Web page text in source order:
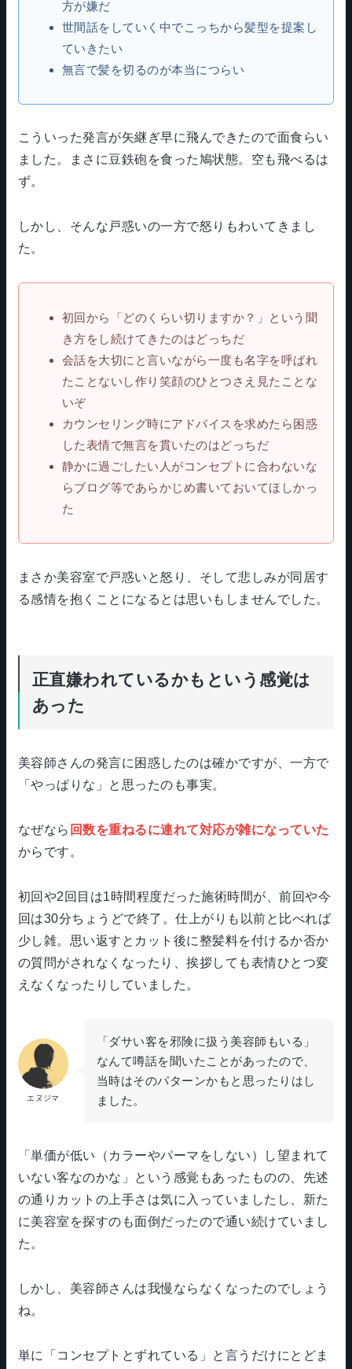
方が嫌だ
世間話をしていく中でこっちから髪型を提案し
ていきたい
無言で髪を切るのが本当につらい
こういった発言が矢継ぎ早に飛んできたので面食らい
ました。まさに豆鉄砲を食った鳩状態。空も飛べるは
ず。
しかし、そんな戸惑いの一方で怒りもわいてきまし
た。
初回から「どのくらい切りますか？」という聞
き方をし続けてきたのはどっちだ
会話を大切にと言いながら一度も名字を呼ばれ
たことないし作り笑顔のひとつさえ見たことな
いぞ
カウンセリング時にアドバイスを求めたら困惑
した表情で無言を貫いたのはどっちだ
静かに過ごしたい人がコンセプトに合わないな
らブログ等であらかじめ書いておいてほしかっ
た
まさか美容室で戸惑いと怒り、そして悲しみが同居す
る感情を抱くことになるとは思いもしませんでした。
正直嫌われているかもという感覚は
あった
美容師さんの発言に困惑したのは確かですが、一方で
「やっぱりな」と思ったのも事実。
なぜなら 回数を重ねるに連れて対応が雑になっていた
からです。
初回や2回目は1時間程度だった施術時間が、前回や今
回は30分ちょうどで終了。仕上がりも以前と比べれば
少し雑。思い返すとカット後に整髪料を付けるか否か
の質問がされなくなったり、挨拶しても表情ひとつ変
えなくなったりしていました。
エヌジマ
「ダサい客を邪険に扱う美容師もいる」
なんて噂話を聞いたことがあったので、
当時はそのパターンかもと思ったりはし
ました。
「単価が低い（カラーやパーマをしない）し望まれて
いない客なのかな」という感覚もあったものの、先述
の通りカットの上手さは気に入っていましたし、新た
に美容室を探すのも面倒だったので通い続けていまし
た。
しかし、美容師さんは我慢ならなくなったのでしょう
ね。
単に「コンセプトとずれている」と言うだけにとどま